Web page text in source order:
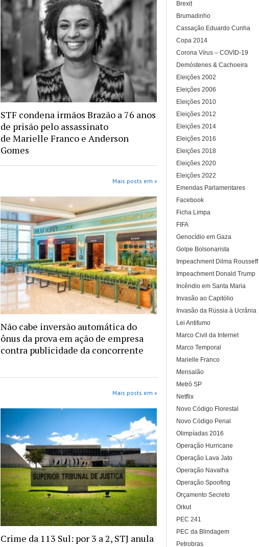
STF condena irmãos Brazão a 76 anos
de prisão pelo assassinato
de Marielle Franco e Anderson
Gomes
Mais posts em »
Não cabe inversão automática do
ônus da prova em ação de empresa
contra publicidade da concorrente
Mais posts em »
Crime da 113 Sul: por 3 a 2, STJ anula
Brexit
Brumadinho
Cassação Eduardo Cunha
Copa 2014
Corona Vírus – COVID-19
Demóstenes & Cachoeira
Eleições 2002
Eleições 2006
Eleições 2010
Eleições 2012
Eleições 2014
Eleições 2016
Eleições 2018
Eleições 2020
Eleições 2022
Emendas Parlamentares
Facebook
Ficha Limpa
FIFA
Genocídio em Gaza
Golpe Bolsonarista
Impeachment Dilma Rousseff
Impeachment Donald Trump
Incêndio em Santa Maria
Invasão ao Capitólio
Invasão da Rússia à Ucrânia
Lei Antifumo
Marco Civil da Internet
Marco Temporal
Marielle Franco
Mensalão
Metrô SP
Netflix
Novo Código Florestal
Novo Código Penal
Olimpíadas 2016
Operação Hurricane
Operação Lava Jato
Operação Navalha
Operação Spoofing
Orçamento Secreto
Orkut
PEC 241
PEC da Blindagem
Petrobras